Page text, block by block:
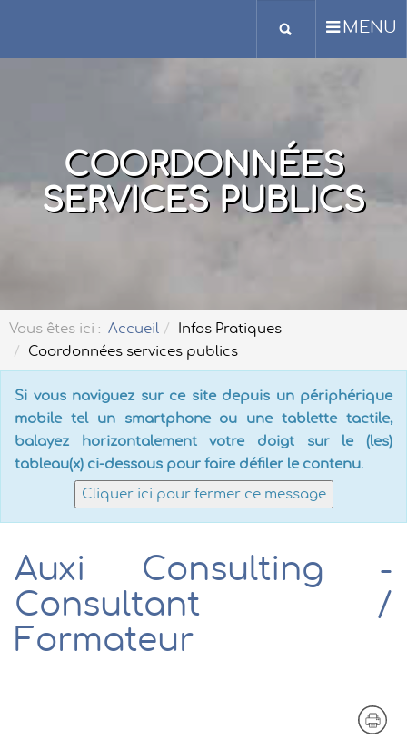
MENU
COORDONNÉES
SERVICES PUBLICS
Vous êtes ici : Accueil
Infos Pratiques
Coordonnées services publics
Si vous naviguez sur ce site depuis un périphérique
mobile tel un smartphone ou une tablette tactile,
balayez horizontalement votre doigt sur le (les)
tableau(x) ci-dessous pour faire défiler le contenu.
Cliquer ici pour fermer ce message
Auxi Consulting -
Consultant /
Formateur